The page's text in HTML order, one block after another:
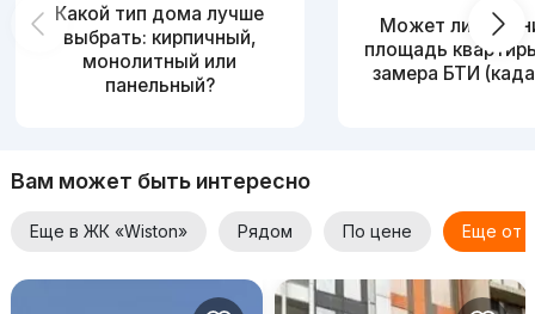
Какой тип дома лучше
выбрать: кирпичный,
монолитный или
панельный?
Может ли
площадь
замера БТИ
Вам может быть интересно
Еще в ЖК «Wiston» Рядом По цене Еще от